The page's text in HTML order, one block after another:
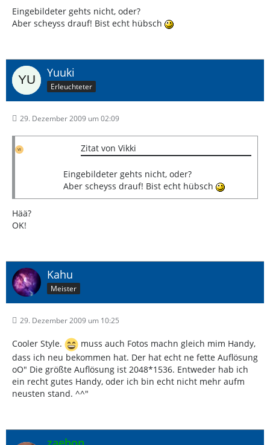
Eingebildeter gehts nicht, oder?
Aber scheyss drauf! Bist echt hübsch
Yuuki
Erleuchteter
29. Dezember 2009 um 02:09
Zitat von Vikki
Eingebildeter gehts nicht, oder?
Aber scheyss drauf! Bist echt hübsch
Hää?
OK!
Kahu
Meister
29. Dezember 2009 um 10:25
Cooler Style.
muss auch Fotos machn gleich mim Handy,
dass ich neu bekommen hat. Der hat echt ne fette Auflösung
oO" Die größte Auflösung ist 2048*1536. Entweder hab ich
ein recht gutes Handy, oder ich bin echt nicht mehr aufm
neusten stand. ^^"